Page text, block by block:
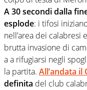
A 30 secondi dalla
esplode: i tifosi
nell’area dei calabresi
brutta invasione di
a a rifugiarsi negli
la partita. All’andata il
definita del club